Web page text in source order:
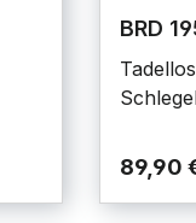
BRD
89,90